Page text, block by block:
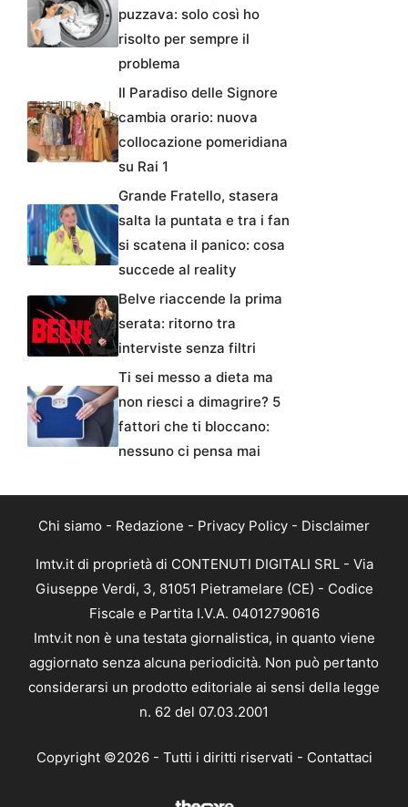
puzzava: solo così ho
risolto per sempre il
problema
Il Paradiso delle Signore
cambia orario: nuova
collocazione pomeridiana
su Rai 1
Grande Fratello, stasera
salta la puntata e tra i fan
si scatena il panico: cosa
succede al reality
Belve riaccende la prima
serata: ritorno tra
interviste senza filtri
Ti sei messo a dieta ma
non riesci a dimagrire? 5
fattori che ti bloccano:
nessuno ci pensa mai
Chi siamo - Redazione - Privacy Policy - Disclaimer
Imtv.it di proprietà di CONTENUTI DIGITALI SRL - Via
Giuseppe Verdi, 3, 81051 Pietramelare (CE) - Codice
Fiscale e Partita I.V.A. 04012790616
Imtv.it non è una testata giornalistica, in quanto viene
aggiornato senza alcuna periodicità. Non può pertanto
considerarsi un prodotto editoriale ai sensi della legge
n. 62 del 07.03.2001
Copyright ©2026 - Tutti i diritti riservati - Contattaci